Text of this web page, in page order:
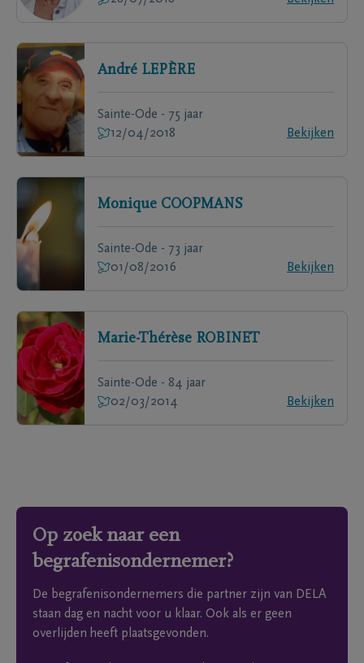
André LEPÈRE
Sainte-Ode - 75 jaar
12/04/2018
Bekijken
Monique COOPMANS
Sainte-Ode - 73 jaar
01/08/2016
Bekijken
Marie-Thérèse ROBINET
Sainte-Ode - 84 jaar
02/03/2014
Bekijken
Op zoek naar een
begrafenisondernemer?
De begrafenisondernemers die partner zijn van DELA
staan dag en nacht voor u klaar. Ook als er geen
overlijden heeft plaatsgevonden.